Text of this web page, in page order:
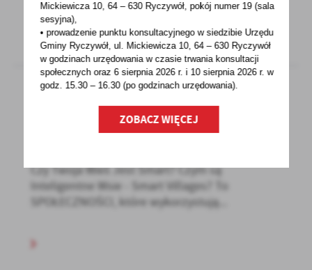
Czy Twoja Wieś Jest Smart? Czym są
Inteligentne Wsie - Smart Villages? To
SPOŁECZNOŚCI, które wykorzystują...
Mickiewicza 10, 64 – 630 Ryczywół, pokójnumer 19 (sala
sesyjna),
• prowadzenie punktu konsultacyjnego w siedzibie Urzędu
Gminy Ryczywół, ul. Mickiewicza 10, 64 – 630 Ryczywół
w godzinachurzędowania w czasie trwania konsultacji
społecznych oraz 6 sierpnia 2026 r. i 10 sierpnia 2026 r. w
godz. 15.30 – 16.30 (po godzinachurzędowania).
ZOBACZ WIĘCEJ